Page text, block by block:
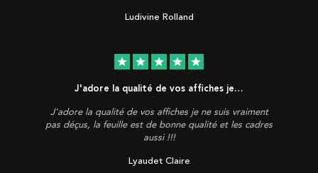
Ludivine Rolland
star star star star star
J'adore la qualité de vos affiches je…
J'adore la qualité de vos affiches je ne suis vraiment
pas déçus, la feuille est de bonne qualité et les cadres
aussi !!!
Lyaudet Claire